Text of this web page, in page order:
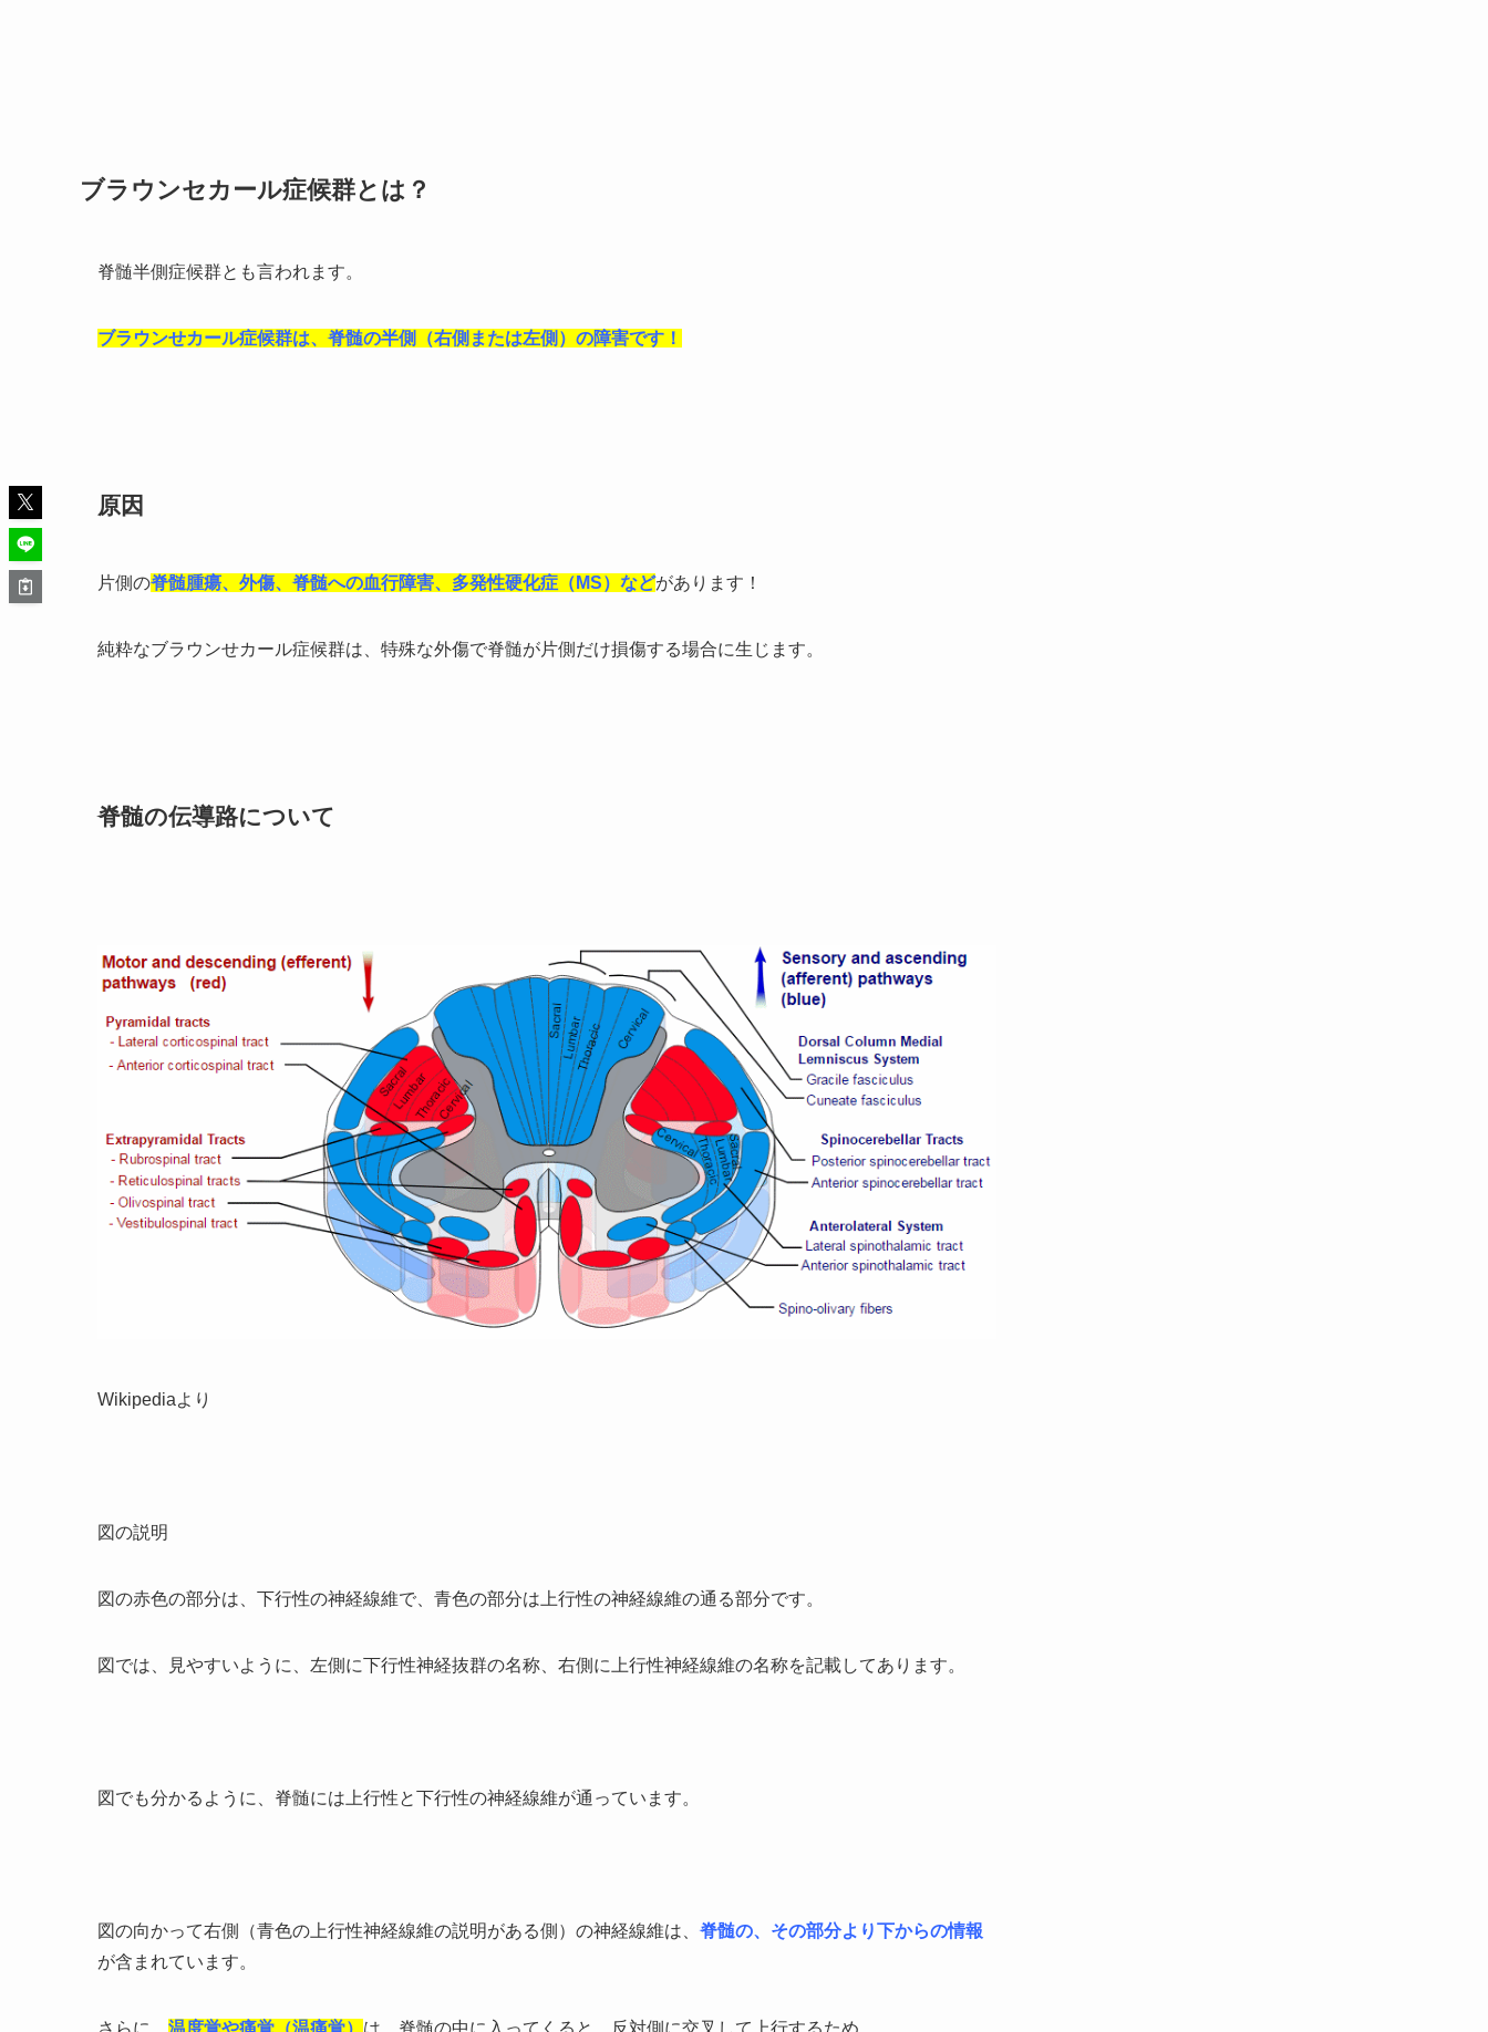
ブラウンセカール症候群とは？
脊髄半側症候群とも言われます。
ブラウンせカール症候群は、脊髄の半側（右側または左側）の障害です！
原因
片側の脊髄腫瘍、外傷、脊髄への血行障害、多発性硬化症（MS）などがあります！
純粋なブラウンせカール症候群は、特殊な外傷で脊髄が片側だけ損傷する場合に生じます。
脊髄の伝導路について
Wikipediaより
図の説明
図の赤色の部分は、下行性の神経線維で、青色の部分は上行性の神経線維の通る部分です。
図では、見やすいように、左側に下行性神経抜群の名称、右側に上行性神経線維の名称を記載してあります。
図でも分かるように、脊髄には上行性と下行性の神経線維が通っています。
図の向かって右側（青色の上行性神経線維の説明がある側）の神経線維は、脊髄の、その部分より下からの情報
が含まれています。
さらに、 温度覚や痛覚（温痛覚） は、脊髄の中に入ってくると、反対側に交叉して上行するため